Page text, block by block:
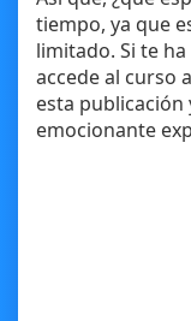
tiempo, ya que
limitado. Si te
accede al curso
esta
emocionante